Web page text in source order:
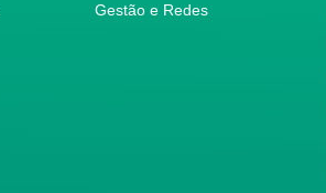
Gestão e Redes